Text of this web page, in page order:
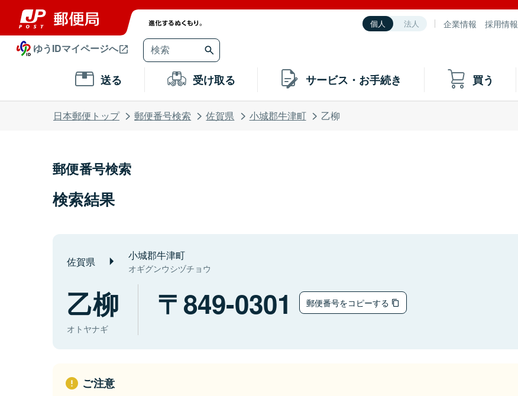
個人 法人 企業情報 採用情報
ゆうIDマイページへ
送る 受け取る サービス・お手続き 買う
日本郵便トップ 郵便番号検索 佐賀県 小城郡牛津町 乙柳
郵便番号検索
検索結果
佐賀県 小城郡牛津町
オギグンウシヅチョウ
乙柳
オトヤナギ
849-0301 郵便番号をコピーする
ご注意